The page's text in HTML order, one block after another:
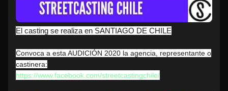
El casting se realiza en SANTIAGO DE CHILE
Convoca a esta AUDICIÓN 2020 la agencia, representante o
castinera:
https://www.facebook.com/streetcastingchile/